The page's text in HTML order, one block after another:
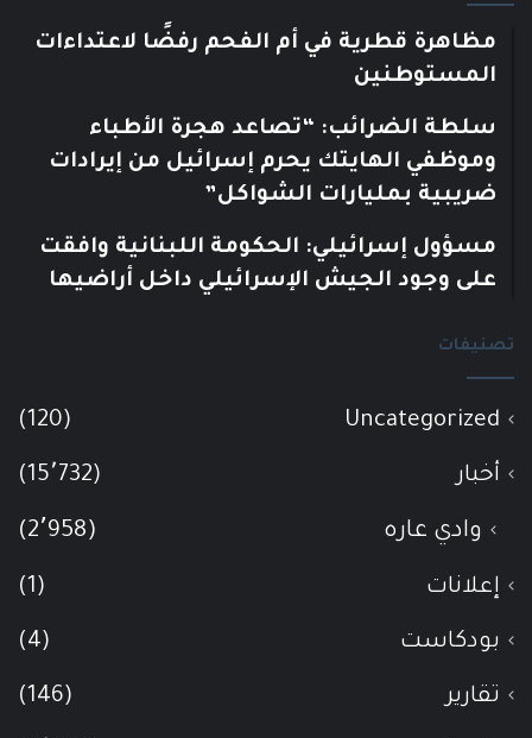
مظاهرة قطرية في أم الفحم رفضًا لاعتداءات
المستوطنين
سلطة الضرائب: “تصاعد هجرة الأطباء
وموظفي الهايتك يحرم إسرائيل من إيرادات
ضريبية بمليارات الشواكل”
مسؤول إسرائيلي: الحكومة اللبنانية وافقت
على وجود الجيش الإسرائيلي داخل أراضيها
تصنيفات
Uncategorized
(120)
أخبار (15٬732)
وادي عاره (2٬958)
إعلانات (1)
بودكاست (4)
تقارير (146)